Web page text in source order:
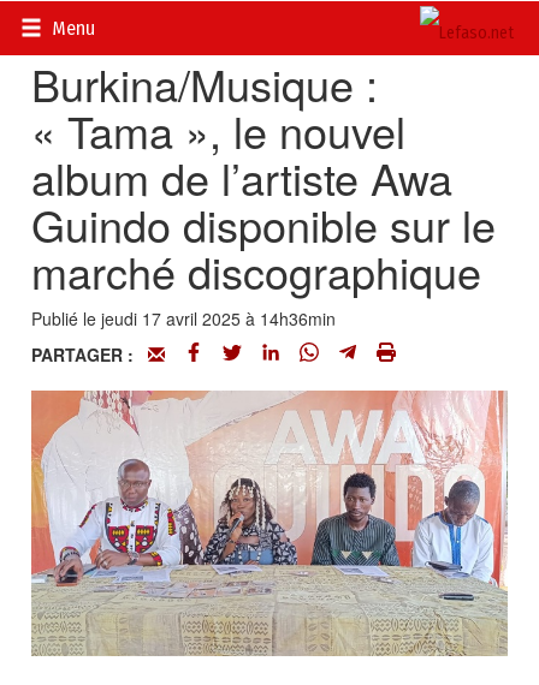
Menu
Accueil>
Burkina/Musique :
« Tama », le nouvel
album de l’artiste Awa
Guindo disponible sur le
marché discographique
Publié le jeudi 17 avril 2025 à 14h36min
PARTAGER :